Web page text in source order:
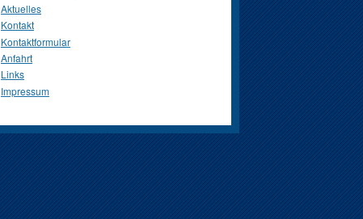
Aktuelles
Kontakt
Kontaktformular
Anfahrt
Links
Impressum